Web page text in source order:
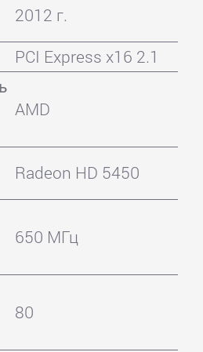
2012 г.
PCI Express x16 2.1
AMD
Radeon HD 5450
650 МГц
80